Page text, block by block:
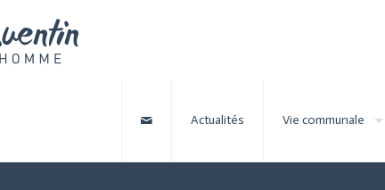
 Actualités Vie communale